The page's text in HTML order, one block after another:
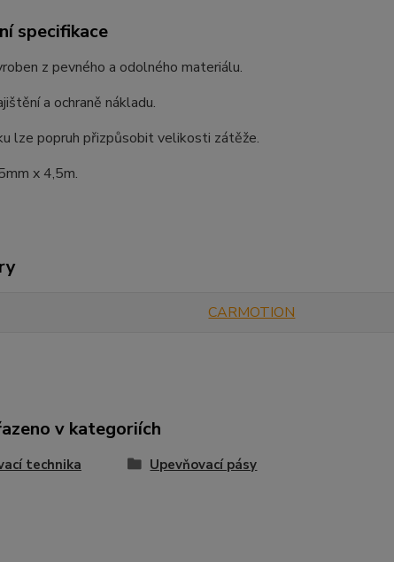
specifikace
z pevného a odolného materiálu.
a ochraně nákladu.
lze popruh přizpůsobit velikosti zátěže.
x 4,5m.
CARMOTION
v kategoriích
technika Upevňovací pásy